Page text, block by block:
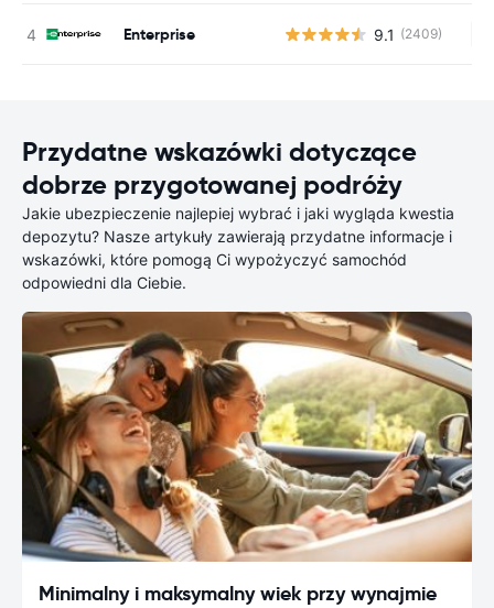
Enterprise 9.1 (2409)
Przydatne wskazówki dotyczące
dobrze przygotowanej podróży
Jakie ubezpieczenie najlepiej wybrać i jaki wygląda kwestia
depozytu? Nasze artykuły zawierają przydatne informacje i
wskazówki, które pomogą Ci wypożyczyć samochód
odpowiedni dla Ciebie.
Minimalny i maksymalny wiek przy wynajmie